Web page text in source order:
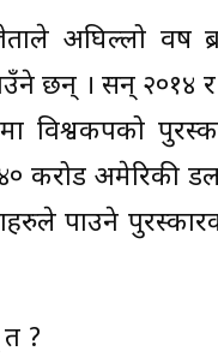
अघिल्लो वर्ष
छन् । सन् २०१४
विश्वकपको
करोड अमेरिकी
पाउने
?